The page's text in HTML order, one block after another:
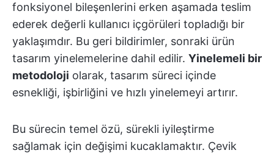
fonksiyonel bileşenlerini erken aşamada teslim
ederek değerli kullanıcı içgörüleri topladığı bir
yaklaşımdır. Bu geri bildirimler, sonraki ürün
tasarım yinelemelerine dahil edilir. Yinelemeli bir
metodoloji olarak, tasarım süreci içinde
esnekliği, işbirliğini ve hızlı yinelemeyi artırır.
Bu sürecin temel özü, sürekli iyileştirme
sağlamak için değişimi kucaklamaktır. Çevik